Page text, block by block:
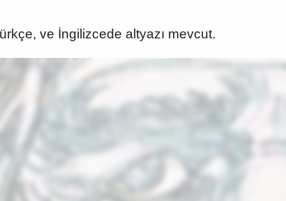
ve İngilizcede altyazı mevcut.